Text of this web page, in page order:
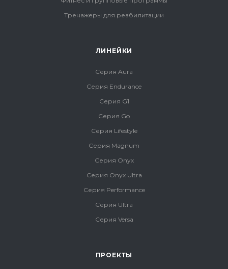
Тренажеры для реабилитации
ЛИНЕЙКИ
Серия Aura
Серия Endurance
Серия G1
Серия Go
Серия Lifestyle
Серия Magnum
Серия Onyx
Серия Onyx Ultra
Серия Performance
Серия Ultra
Серия Versa
ПРОЕКТЫ